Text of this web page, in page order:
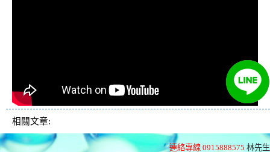
相關文章:
連絡專線 0915888575 林先生